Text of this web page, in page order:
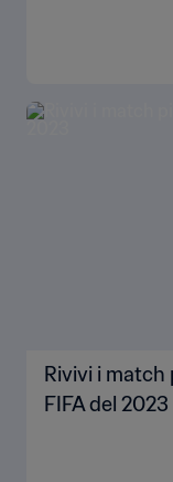
Rivivi i
FIFA del 2023